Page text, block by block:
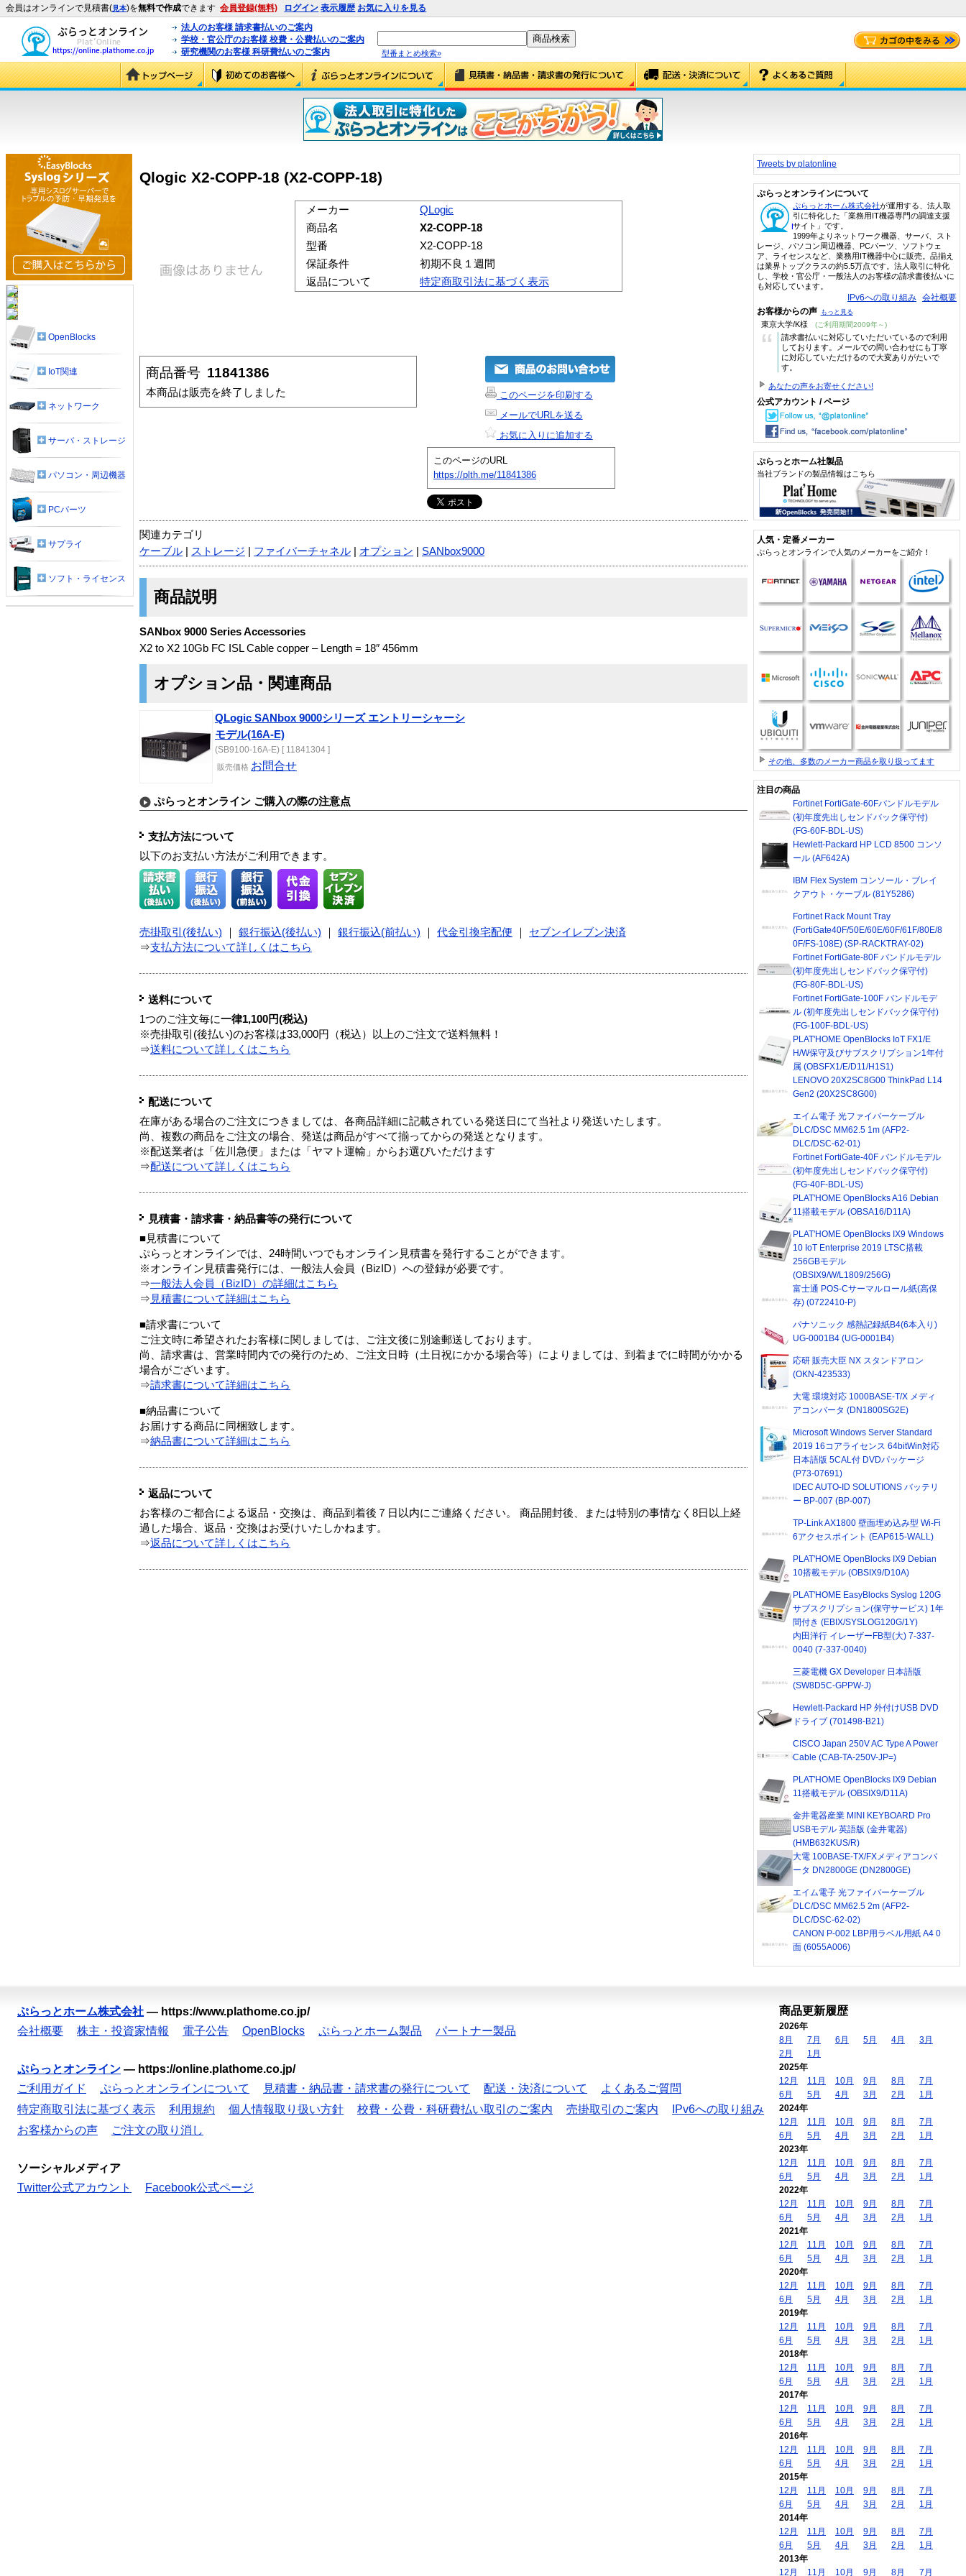
会員はオンラインで見積書(見本)を無料で作成できます 会員登録(無料) ログイン 表示履歴 お気に入りを見る
法人のお客様 請求書払いのご案内
学校・官公庁のお客様 校費・公費払いのご案内
研究機関のお客様 科研費払いのご案内
型番まとめ検索»
Qlogic X2-COPP-18 (X2-COPP-18)
メーカー
QLogic
商品名
X2-COPP-18
型番
X2-COPP-18
保証条件
初期不良１週間
返品について
特定商取引法に基づく表示
商品番号 11841386
本商品は販売を終了しました
このページを印刷する
メールでURLを送る
お気に入りに追加する
このページのURL
https://plth.me/11841386
関連カテゴリ
ケーブル
ストレージ ファイバーチャネル オプション SANbox9000
商品説明
SANbox 9000 Series Accessories
X2 to X2 10Gb FC ISL Cable copper – Length = 18″ 456mm
オプション品・関連商品
QLogic SANbox 9000シリーズ エントリーシャーシ
モデル(16A-E)
(SB9100-16A-E) [ 11841304 ]
販売価格 お問合せ
ぷらっとオンライン ご購入の際の注意点
支払方法について
以下のお支払い方法がご利用できます。
売掛取引(後払い) 銀行振込(後払い) 銀行振込(前払い) 代金引換宅配便
セブンイレブン決済
⇒支払方法について詳しくはこちら
送料について
1つのご注文毎に一律1,100円(税込)
※売掛取引(後払い)のお客様は33,000円（税込）以上のご注文で送料無料！
⇒送料について詳しくはこちら
配送について
在庫がある場合のご注文につきましては、各商品詳細に記載されている発送日にて当社より発送いたします。
尚、複数の商品をご注文の場合、発送は商品がすべて揃ってからの発送となります。
※配送業者は「佐川急便」または「ヤマト運輸」からお選びいただけます
⇒配送について詳しくはこちら
見積書・請求書・納品書等の発行について
■見積書について
ぷらっとオンラインでは、24時間いつでもオンライン見積書を発行することができます。
※オンライン見積書発行には、一般法人会員（BizID）への登録が必要です。
⇒一般法人会員（BizID）の詳細はこちら
⇒ 見積書について詳細はこちら
■請求書について
ご注文時に希望されたお客様に関しましては、ご注文後に別途郵送しております。
尚、請求書は、営業時間内での発行のため、ご注文日時（土日祝にかかる場合等）によりましては、到着までに時間がかかる
場合がございます。
⇒請求書について詳細はこちら
■納品書について
お届けする商品に同梱致します。
⇒納品書について詳細はこちら
返品について
お客様のご都合による返品・交換は、商品到着後７日以内にご連絡ください。 商品開封後、または特別の事情なく8日以上経
過した場合、返品・交換はお受けいたしかねます。
⇒返品について詳しくはこちら
OpenBlocks
IoT関連
ネットワーク
サーバ・ストレージ
パソコン・周辺機器
PCパーツ
サプライ
ソフト・ライセンス
Tweets by platonline
ぷらっとオンラインについて
ぷらっとホーム株式会社が運用する、法人取
引に特化した「業務用IT機器専門の調達支援
サイト」です。
1999年よりネットワーク機器、サーバ、スト
レージ、パソコン周辺機器、PCパーツ、ソフトウェ
ア、ライセンスなど、業務用IT機器中心に販売。品揃え
は業界トップクラスの約5.5万点です。法人取引に特化
し、学校・官公庁・一般法人のお客様の請求書後払いに
も対応しています。
IPv6への取り組み 会社概要
お客様からの声 もっと見る
東京大学/K様 (ご利用期間2009年～)
“
請求書払いに対応していただいているので利用
しております。メールでの問い合わせにも丁寧
に対応していただけるので大変ありがたいで
す。
あなたの声をお寄せください!
公式アカウント / ページ
ぷらっとホーム社製品
当社ブランドの製品情報はこちら
人気・定番メーカー
ぷらっとオンラインで人気のメーカーをご紹介！
その他、多数のメーカー商品を取り扱ってます
注目の商品
Fortinet FortiGate-60Fバンドルモデル
(初年度先出しセンドバック保守付)
(FG-60F-BDL-US)
Hewlett-Packard HP LCD 8500 コンソ
ール (AF642A)
IBM Flex System コンソール・ブレイ
クアウト・ケーブル (81Y5286)
Fortinet Rack Mount Tray
(FortiGate40F/50E/60E/60F/61F/80E/8
0F/FS-108E) (SP-RACKTRAY-02)
Fortinet FortiGate-80F バンドルモデル
(初年度先出しセンドバック保守付)
(FG-80F-BDL-US)
Fortinet FortiGate-100F バンドルモデ
ル (初年度先出しセンドバック保守付)
(FG-100F-BDL-US)
PLAT'HOME OpenBlocks IoT FX1/E
H/W保守及びサブスクリプション1年付
属 (OBSFX1/E/D11/H1S1)
LENOVO 20X2SC8G00 ThinkPad L14
Gen2 (20X2SC8G00)
エイム電子 光ファイバーケーブル
DLC/DSC MM62.5 1m (AFP2-
DLC/DSC-62-01)
Fortinet FortiGate-40F バンドルモデル
(初年度先出しセンドバック保守付)
(FG-40F-BDL-US)
PLAT'HOME OpenBlocks A16 Debian
11搭載モデル (OBSA16/D11A)
PLAT'HOME OpenBlocks IX9 Windows
10 IoT Enterprise 2019 LTSC搭載
256GBモデル
(OBSIX9/W/L1809/256G)
富士通 POS-Cサーマルロール紙(高保
存) (0722410-P)
パナソニック 感熱記録紙B4(6本入り)
UG-0001B4 (UG-0001B4)
応研 販売大臣 NX スタンドアロン
(OKN-423533)
大電 環境対応 1000BASE-T/X メディ
アコンバータ (DN1800SG2E)
Microsoft Windows Server Standard
2019 16コアライセンス 64bitWin対応
日本語版 5CAL付 DVDパッケージ
(P73-07691)
IDEC AUTO-ID SOLUTIONS バッテリ
ー BP-007 (BP-007)
TP-Link AX1800 壁面埋め込み型 Wi-Fi
6アクセスポイント (EAP615-WALL)
PLAT'HOME OpenBlocks IX9 Debian
10搭載モデル (OBSIX9/D10A)
PLAT'HOME EasyBlocks Syslog 120G
サブスクリプション(保守サービス) 1年
間付き (EBIX/SYSLOG120G/1Y)
内田洋行 イレーザーFB型(大) 7-337-
0040 (7-337-0040)
三菱電機 GX Developer 日本語版
(SW8D5C-GPPW-J)
Hewlett-Packard HP 外付けUSB DVD
ドライブ (701498-B21)
CISCO Japan 250V AC Type A Power
Cable (CAB-TA-250V-JP=)
PLAT'HOME OpenBlocks IX9 Debian
11搭載モデル (OBSIX9/D11A)
金井電器産業 MINI KEYBOARD Pro
USBモデル 英語版 (金井電器)
(HMB632KUS/R)
大電 100BASE-TX/FXメディアコンバ
ータ DN2800GE (DN2800GE)
エイム電子 光ファイバーケーブル
DLC/DSC MM62.5 2m (AFP2-
DLC/DSC-62-02)
CANON P-002 LBP用ラベル用紙 A4 0
面 (6055A006)
ぷらっとホーム株式会社 — https://www.plathome.co.jp/
会社概要
株主・投資家情報 電子公告 OpenBlocks ぷらっとホーム製品 パートナー製品
ぷらっとオンライン — https://online.plathome.co.jp/
ご利用ガイド
ぷらっとオンラインについて 見積書・納品書・請求書の発行について 配送・決済について
よくあるご質問
特定商取引法に基づく表示
利用規約 個人情報取り扱い方針 校費・公費・科研費払い取引のご案内 売掛取引のご案内
IPv6への取り組み
お客様からの声
ご注文の取り消し
ソーシャルメディア
Twitter公式アカウント
Facebook公式ページ
商品更新履歴
2026年
8月
7月 6月 5月 4月
3月
2月
1月
2025年
12月
11月 10月 9月 8月
7月
6月
5月 4月 3月 2月
1月
2024年
12月
11月 10月 9月 8月
7月
6月
5月 4月 3月 2月
1月
2023年
12月
11月 10月 9月 8月
7月
6月
5月 4月 3月 2月
1月
2022年
12月
11月 10月 9月 8月
7月
6月
5月 4月 3月 2月
1月
2021年
12月
11月 10月 9月 8月
7月
6月
5月 4月 3月 2月
1月
2020年
12月
11月 10月 9月 8月
7月
6月
5月 4月 3月 2月
1月
2019年
12月
11月 10月 9月 8月
7月
6月
5月 4月 3月 2月
1月
2018年
12月
11月 10月 9月 8月
7月
6月
5月 4月 3月 2月
1月
2017年
12月
11月 10月 9月 8月
7月
6月
5月 4月 3月 2月
1月
2016年
12月
11月 10月 9月 8月
7月
6月
5月 4月 3月 2月
1月
2015年
12月
11月 10月 9月 8月
7月
6月
5月 4月 3月 2月
1月
2014年
12月
11月 10月 9月 8月
7月
6月
5月 4月 3月 2月
1月
2013年
12月
11月 10月 9月 8月 7月